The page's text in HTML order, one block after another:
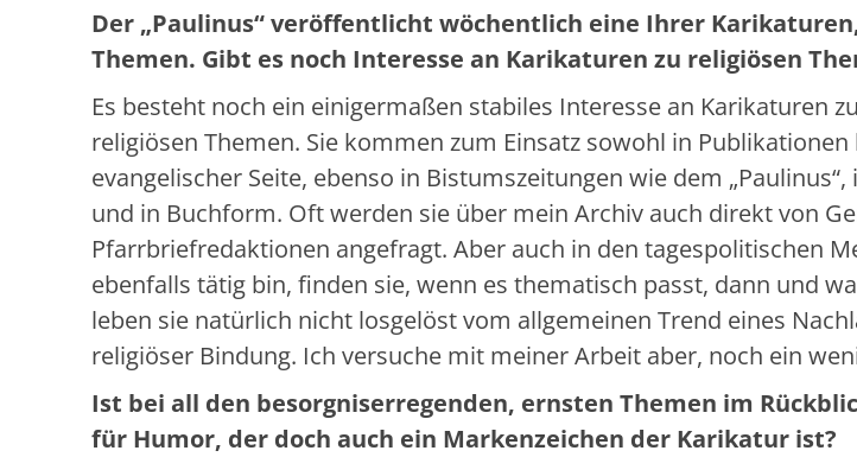
Der „Paulinus“ veröffentlicht wöchentlich eine Ihrer
Themen. Gibt es noch Interesse an Karikaturen zu religiösen
Es besteht noch ein einigermaßen stabiles Interesse an Karikaturen
religiösen Themen. Sie kommen zum Einsatz sowohl in
evangelischer Seite, ebenso in Bistumszeitungen wie dem
und in Buchform. Oft werden sie über mein Archiv auch direkt von
Pfarrbriefredaktionen angefragt. Aber auch in den tagespolitischen
ebenfalls tätig bin, finden sie, wenn es thematisch passt, dann und
leben sie natürlich nicht losgelöst vom allgemeinen Trend eines
religiöser Bindung. Ich versuche mit meiner Arbeit aber, noch ein
Ist bei all den besorgniserregenden, ernsten Themen im
für Humor, der doch auch ein Markenzeichen der Karikatur ist?